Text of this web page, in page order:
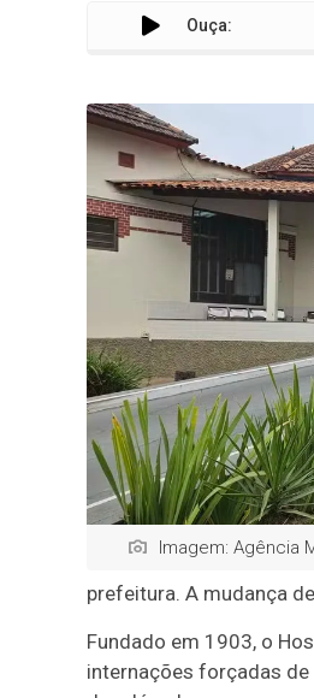
Ouça:
Imagem: Agência
prefeitura. A mudança
Fundado em 1903, o
internações forçadas